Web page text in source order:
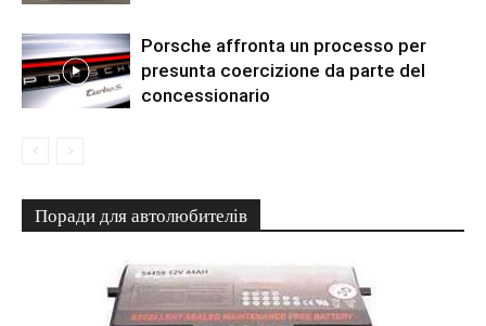
Porsche affronta un processo per
presunta coercizione da parte del
concessionario
Поради для автолюбителів